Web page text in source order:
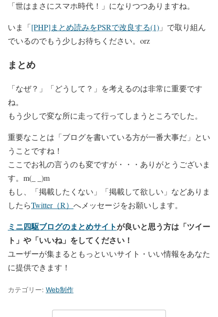
「世はまさにスマホ時代！」になりつつありますね。
いま「[PHP]まとめ読みをPSRで改良する(1) 」で取り組ん
でいるのでもう少しお待ちください。orz
まとめ
「なぜ？」「どうして？」を考えるのは非常に重要です
ね。
もう少しで変な所に走って行ってしまうところでした。
重要なことは「ブログを書いている方が一番大事だ」とい
うことですね！
ここでお礼の言うのも変ですが・・・ありがとうございま
す。m(_ _)m
もし、「掲載したくない」「掲載して欲しい」などありま
したらTwitter（R） へメッセージをお願いします。
ミニ四駆ブログのまとめサイトが良いと思う方は「ツイー
ト」や「いいね」をしてください！
ユーザーが集まるともっといいサイト・いい情報をあなた
に提供できます！
カテゴリー: Web制作